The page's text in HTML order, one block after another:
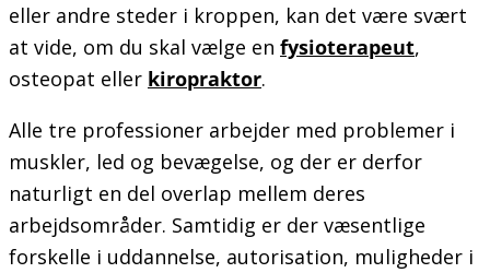
eller andre steder i kroppen, kan det være svært
at vide, om du skal vælge en fysioterapeut,
osteopat eller kiropraktor.
Alle tre professioner arbejder med problemer i
muskler, led og bevægelse, og der er derfor
naturligt en del overlap mellem deres
arbejdsområder. Samtidig er der væsentlige
forskelle i uddannelse, autorisation, muligheder i